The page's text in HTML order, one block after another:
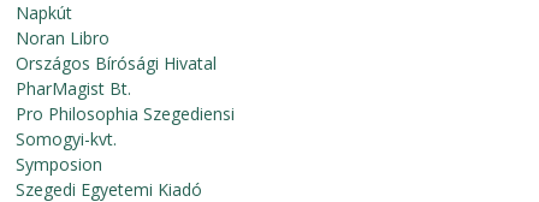
Napkút
Noran Libro
Országos Bírósági Hivatal
PharMagist Bt.
Pro Philosophia Szegediensi
Somogyi-kvt.
Symposion
Szegedi Egyetemi Kiadó